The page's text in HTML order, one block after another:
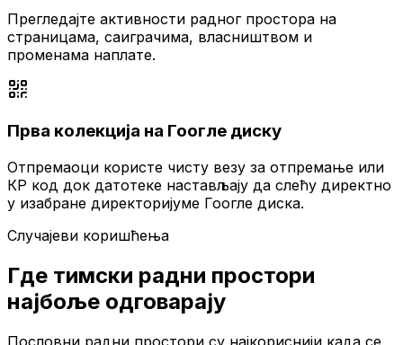
Прегледајте активности радног простора на
страницама, саиграчима, власништвом и
променама наплате.
Прва колекција на Гоогле диску
Отпремаоци користе чисту везу за отпремање или
КР код док датотеке настављају да слећу директно
у изабране директоријуме Гоогле диска.
Случајеви коришћења
Где тимски радни простори
најбоље одговарају
Пословни радни простори су најкориснији када се